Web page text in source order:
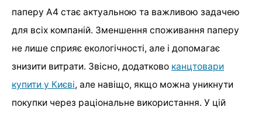
паперу А4 стає актуальною та важливою задачею
для всіх компаній. Зменшення споживання паперу
не лише сприяє екологічності, але і допомагає
знизити витрати. Звісно, додатково канцтовари
купити у Києві, але навіщо, якщо можна уникнути
покупки через раціональне використання. У цій